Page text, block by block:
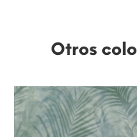
Otros